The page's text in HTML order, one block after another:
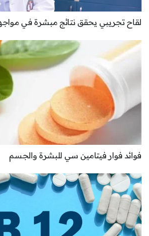
لقاح تجريبي يحقق نتائج مبشرة في
فوائد فوار فيتامين سي للبشرة والجسم